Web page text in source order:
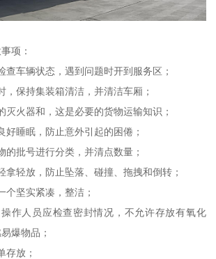
项：
查车辆状态，遇到问题时开到服务区；
，保持集装箱清洁，并清洁车厢；
灭火器和，这是必要的货物运输知识；
好睡眠，防止意外引起的困倦；
的批号进行分类，并清点数量；
拿轻放，防止坠落、碰撞、拖拽和倒转；
个坚实紧凑，整洁；
作人员应检查密封情况，不允许存放有氧化
爆物品；
存放；